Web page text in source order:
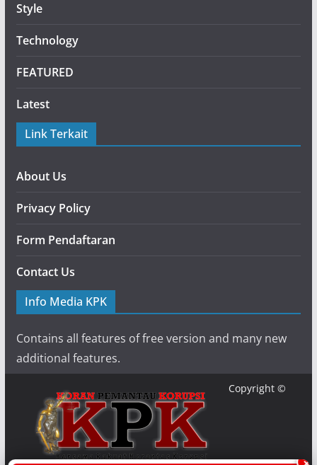
Style
Technology
FEATURED
Latest
Link Terkait
About Us
Privacy Policy
Form Pendaftaran
Contact Us
Info Media KPK
Contains all features of free version and many new
additional features.
Copyright ©